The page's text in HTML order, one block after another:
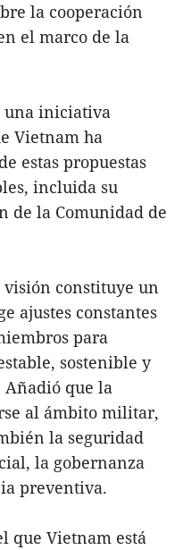
la cooperación
el marco de la
una iniciativa
Vietnam ha
estas propuestas
incluida su
de la Comunidad de
visión constituye un
ajustes constantes
para
sostenible y
Añadió que la
al ámbito militar,
la seguridad
la gobernanza
preventiva.
que Vietnam está